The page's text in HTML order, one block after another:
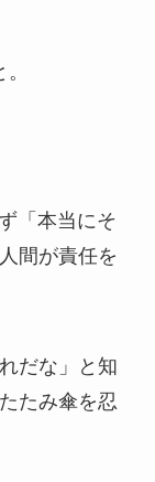
「本当にそ
間が責任を
だな」と知
たみ傘を忍